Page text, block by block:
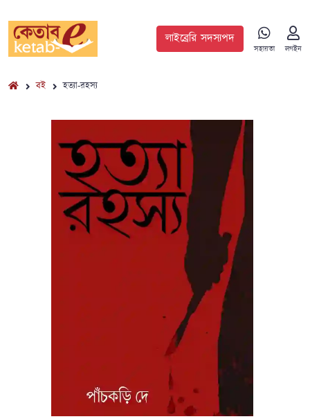
লাইব্রেরি সদস্যপদ
সহায়তা লগইন
বই হত্যা-রহস্য